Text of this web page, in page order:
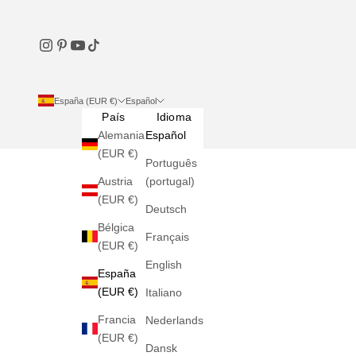
España (EUR €)
País
Alemania
(EUR €)
Austria
(EUR €)
Bélgica
(EUR €)
España
(EUR €)
Francia
(EUR €)
Español
Idioma
Español
Português
(portugal)
Deutsch
Français
English
Italiano
Nederlands
Dansk